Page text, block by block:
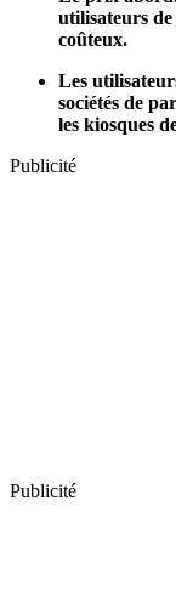
utilisateurs
coûteux.
Les
sociétés de
les kiosques
Publicité
Publicité